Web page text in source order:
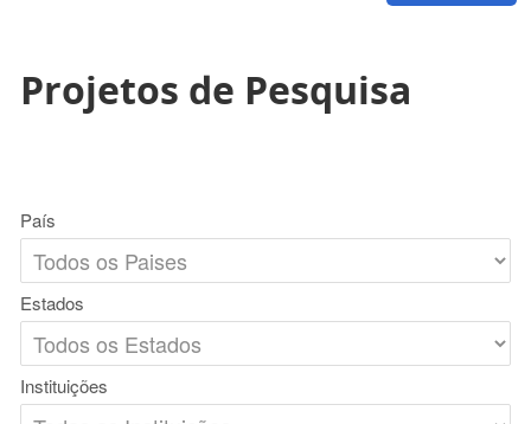
Projetos de Pesquisa
País
Estados
Instituições